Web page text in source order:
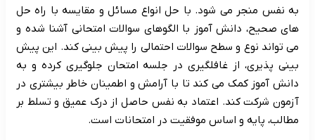
به نفس منجر می شود. با حل انواع مسائل و مقایسه با راه حل
های صحیح، دانش آموز با الگوهای سوالات امتحانی آشنا شده و
می تواند نوع و سطح سوالات احتمالی را پیش بینی کند. این پیش
بینی پذیری، از غافلگیری در جلسه امتحان جلوگیری کرده و به
دانش آموز کمک می کند تا با آرامش و اطمینان خاطر بیشتری در
آزمون شرکت کند. اعتماد به نفس حاصل از درک عمیق و تسلط بر
مطالب، پایه و اساس موفقیت در امتحانات است.